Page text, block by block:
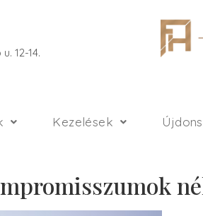
12-14.
Kezelések